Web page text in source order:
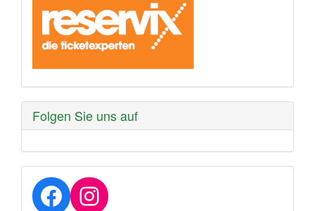
Folgen Sie uns auf
Facebook
Instagram